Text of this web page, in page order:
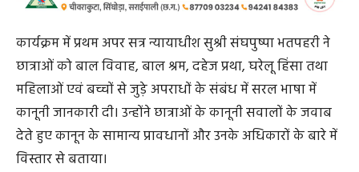
कार्यक्रम में प्रथम अपर सत्र न्यायाधीश सुश्री संघपुष्पा भतपहरी ने
छात्राओं को बाल विवाह, बाल श्रम, दहेज प्रथा, घरेलू हिंसा तथा
महिलाओं एवं बच्चों से जुड़े अपराधों के संबंध में सरल भाषा में
कानूनी जानकारी दी। उन्होंने छात्राओं के कानूनी सवालों के जवाब
देते हुए कानून के सामान्य प्रावधानों और उनके अधिकारों के बारे में
विस्तार से बताया।